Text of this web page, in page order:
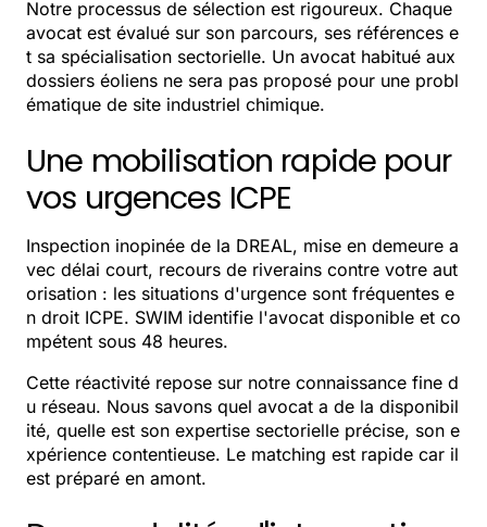
Notre processus de sélection est rigoureux. Chaque
avocat est évalué sur son parcours, ses références e
t sa spécialisation sectorielle. Un avocat habitué aux
dossiers éoliens ne sera pas proposé pour une probl
ématique de site industriel chimique.
Une mobilisation rapide pour
vos urgences ICPE
Inspection inopinée de la DREAL, mise en demeure a
vec délai court, recours de riverains contre votre aut
orisation : les situations d'urgence sont fréquentes e
n droit ICPE. SWIM identifie l'avocat disponible et co
mpétent sous 48 heures.
Cette réactivité repose sur notre connaissance fine d
u réseau. Nous savons quel avocat a de la disponibil
ité, quelle est son expertise sectorielle précise, son e
xpérience contentieuse. Le matching est rapide car il
est préparé en amont.